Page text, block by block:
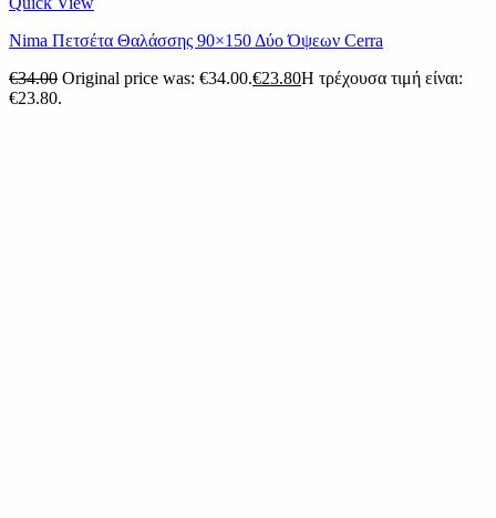
Nima Πετσέτα Θαλάσσης 90×150 Δύο Όψεων Cerra
€34.00 Original price was: €34.00.€23.80Η τρέχουσα τιμή είναι:
€23.80.